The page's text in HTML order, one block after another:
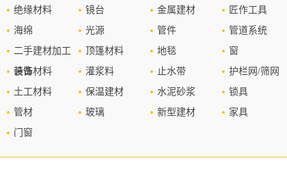
绝缘材料 镜台 金属建材 匠作工具
海绵 光源 管件 管道系统
二手建材加工
设备
顶篷材料 地毯 窗
装饰材料 灌浆料 止水带 护栏网/筛网
土工材料 保温建材 水泥砂浆 锁具
管材 玻璃 新型建材 家具
门窗